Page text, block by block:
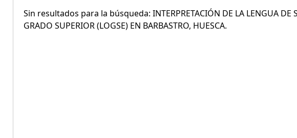
Sin resultados para la búsqueda: INTERPRETACIÓN DE LA LENGUA DE
GRADO SUPERIOR (LOGSE) EN BARBASTRO, HUESCA.